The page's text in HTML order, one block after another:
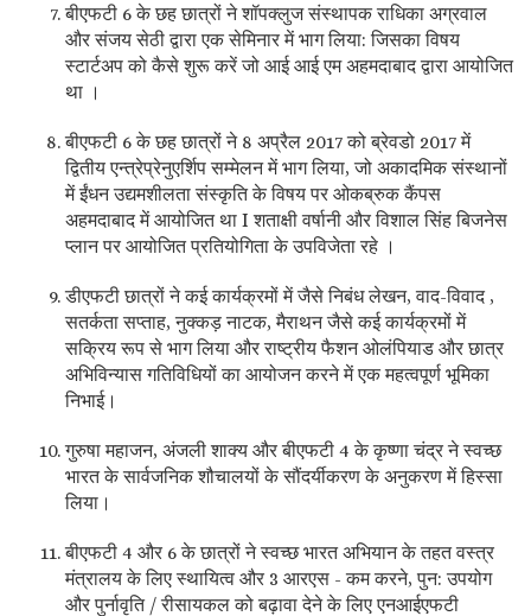
बीएफटी 6 के छह छात्रों ने शॉपक्लुज संस्थापक राधिका अग्रवाल
और संजय सेठी द्वारा एक सेमिनार में भाग लिया: जिसका विषय
स्टार्टअप को कैसे शुरू करें जो आई आई एम अहमदाबाद द्वारा आयोजित
था ।
बीएफटी 6 के छह छात्रों ने 8 अप्रैल 2017 को ब्रेवडो 2017 में
द्वितीय एन्त्रेप्रेनुएर्शिप सम्मेलन में भाग लिया, जो अकादमिक संस्थानों
में ईंधन उद्यमशीलता संस्कृति के विषय पर ओकब्रुक कैंपस
अहमदाबाद में आयोजित था I शताक्षी वर्षानी और विशाल सिंह बिजनेस
प्लान पर आयोजित प्रतियोगिता के उपविजेता रहे ।
डीएफटी छात्रों ने कई कार्यक्रमों में जैसे निबंध लेखन, वाद-विवाद ,
सतर्कता सप्ताह, नुक्कड़ नाटक, मैराथन जैसे कई कार्यक्रमों में
सक्रिय रूप से भाग लिया और राष्ट्रीय फैशन ओलंपियाड और छात्र
अभिविन्यास गतिविधियों का आयोजन करने में एक महत्वपूर्ण भूमिका
निभाई।
गुरुषा महाजन, अंजली शाक्य और बीएफटी 4 के कृष्णा चंद्र ने स्वच्छ
भारत के सार्वजनिक शौचालयों के सौंदर्यीकरण के अनुकरण में हिस्सा
लिया।
बीएफटी 4 और 6 के छात्रों ने स्वच्छ भारत अभियान के तहत वस्त्र
मंत्रालय के लिए स्थायित्व और 3 आरएस - कम करने, पुन: उपयोग
और पुर्नावृति / रीसायकल को बढ़ावा देने के लिए एनआईएफटी